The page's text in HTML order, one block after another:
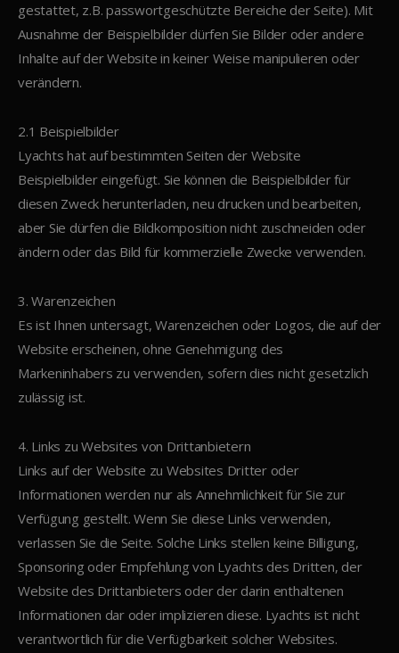
gestattet, z.B. passwortgeschützte Bereiche der Seite). Mit
Ausnahme der Beispielbilder dürfen Sie Bilder oder andere
Inhalte auf der Website in keiner Weise manipulieren oder
verändern.
2.1 Beispielbilder
Lyachts hat auf bestimmten Seiten der Website
Beispielbilder eingefügt. Sie können die Beispielbilder für
diesen Zweck herunterladen, neu drucken und bearbeiten,
aber Sie dürfen die Bildkomposition nicht zuschneiden oder
ändern oder das Bild für kommerzielle Zwecke verwenden.
3. Warenzeichen
Es ist Ihnen untersagt, Warenzeichen oder Logos, die auf der
Website erscheinen, ohne Genehmigung des
Markeninhabers zu verwenden, sofern dies nicht gesetzlich
zulässig ist.
4. Links zu Websites von Drittanbietern
Links auf der Website zu Websites Dritter oder
Informationen werden nur als Annehmlichkeit für Sie zur
Verfügung gestellt. Wenn Sie diese Links verwenden,
verlassen Sie die Seite. Solche Links stellen keine Billigung,
Sponsoring oder Empfehlung von Lyachts des Dritten, der
Website des Drittanbieters oder der darin enthaltenen
Informationen dar oder implizieren diese. Lyachts ist nicht
verantwortlich für die Verfügbarkeit solcher Websites.